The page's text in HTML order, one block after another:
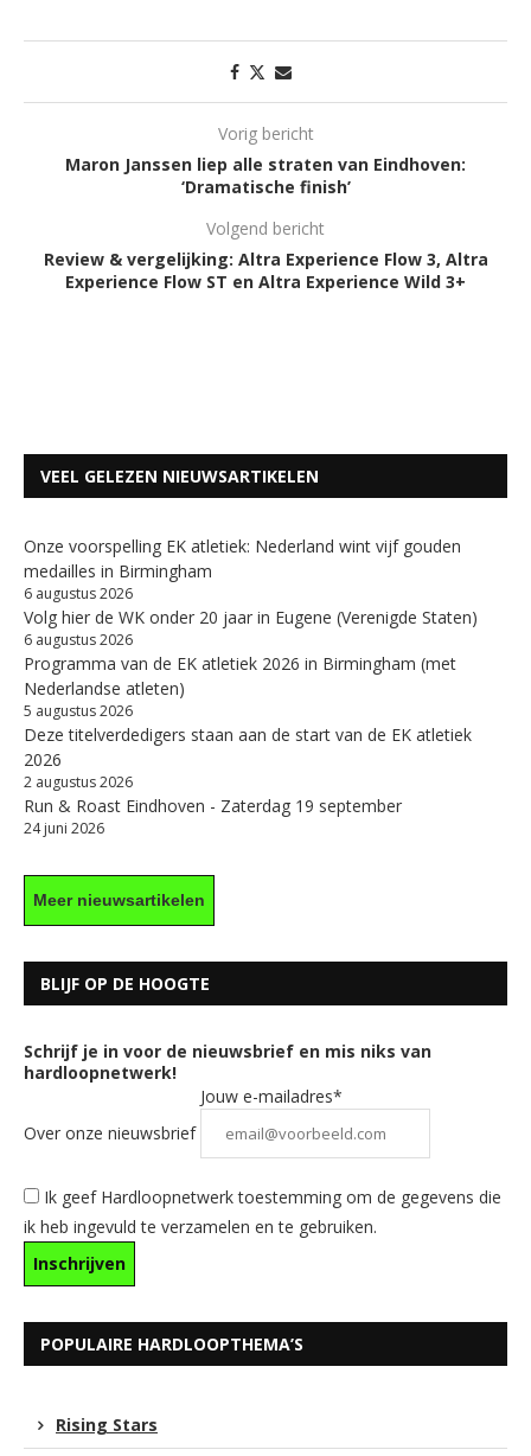
Vorig bericht
Maron Janssen liep alle straten van Eindhoven:
‘Dramatische finish’
Volgend bericht
Review & vergelijking: Altra Experience Flow 3, Altra
Experience Flow ST en Altra Experience Wild 3+
VEEL GELEZEN NIEUWSARTIKELEN
Onze voorspelling EK atletiek: Nederland wint vijf gouden
medailles in Birmingham
6 augustus 2026
Volg hier de WK onder 20 jaar in Eugene (Verenigde Staten)
6 augustus 2026
Programma van de EK atletiek 2026 in Birmingham (met
Nederlandse atleten)
5 augustus 2026
Deze titelverdedigers staan aan de start van de EK atletiek
2026
2 augustus 2026
Run & Roast Eindhoven - Zaterdag 19 september
24 juni 2026
Meer nieuwsartikelen
BLIJF OP DE HOOGTE
Schrijf je in voor de nieuwsbrief en mis niks van
hardloopnetwerk!
Over onze nieuwsbrief
Jouw e-mailadres*
Ik geef Hardloopnetwerk toestemming om de gegevens die
ik heb ingevuld te verzamelen en te gebruiken.
POPULAIRE HARDLOOPTHEMA’S
Rising Stars